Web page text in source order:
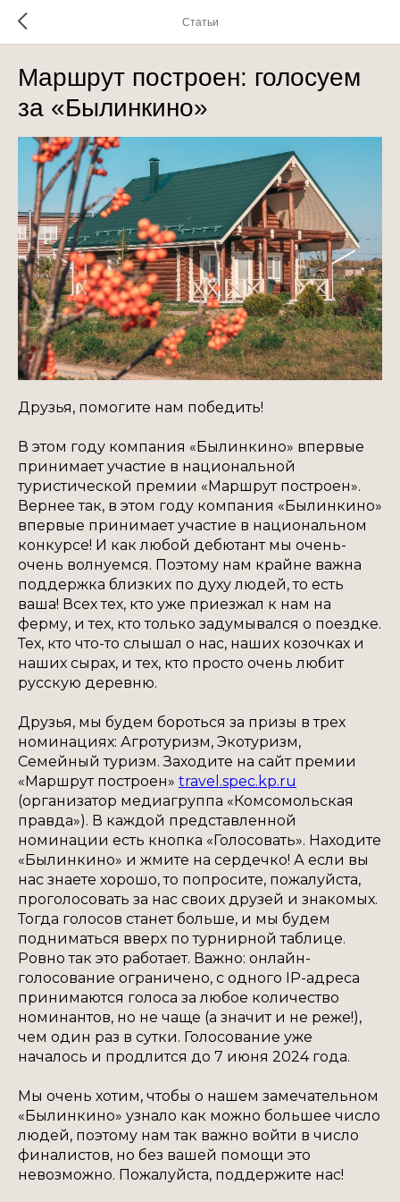
Статьи
Маршрут построен: голосуем
за «Былинкино»
Друзья, помогите нам победить!
В этом году компания «Былинкино» впервые
принимает участие в национальной
туристической премии «Маршрут построен».
Вернее так, в этом году компания «Былинкино»
впервые принимает участие в национальном
конкурсе! И как любой дебютант мы очень-
очень волнуемся. Поэтому нам крайне важна
поддержка близких по духу людей, то есть
ваша! Всех тех, кто уже приезжал к нам на
ферму, и тех, кто только задумывался о поездке.
Тех, кто что-то слышал о нас, наших козочках и
наших сырах, и тех, кто просто очень любит
русскую деревню.
Друзья, мы будем бороться за призы в трех
номинациях: Агротуризм, Экотуризм,
Семейный туризм. Заходите на сайт премии
«Маршрут построен» travel.spec.kp.ru
(организатор медиагруппа «Комсомольская
правда»). В каждой представленной
номинации есть кнопка «Голосовать». Находите
«Былинкино» и жмите на сердечко! А если вы
нас знаете хорошо, то попросите, пожалуйста,
проголосовать за нас своих друзей и знакомых.
Тогда голосов станет больше, и мы будем
подниматься вверх по турнирной таблице.
Ровно так это работает. Важно: онлайн-
голосование ограничено, с одного IP-адреса
принимаются голоса за любое количество
номинантов, но не чаще (а значит и не реже!),
чем один раз в сутки. Голосование уже
началось и продлится до 7 июня 2024 года.
Мы очень хотим, чтобы о нашем замечательном
«Былинкино» узнало как можно большее число
людей, поэтому нам так важно войти в число
финалистов, но без вашей помощи это
невозможно. Пожалуйста, поддержите нас!